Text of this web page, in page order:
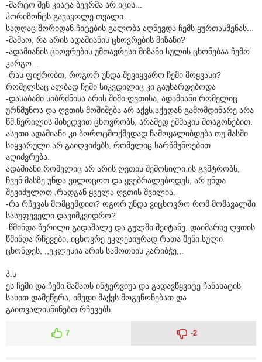
-მარტო შენ კიატა ბევრმა არ იცის...
ჰორიზონტს გავაყოლე თვალი...
სადღაც შორიდან ჩიტების გალობა აღწევდა ჩემს ყურთასმენას..
-მამაო, რა არის ადამიანის ცხოვრების მიზანი?
-ადამიანის ცხოვრების უმთავრესი მიზანი სულის ცხონებაა ჩემო
კარგო...
-რას ფიქრობთ, როგორ უნდა შევიყვარო ჩემი მოყვასი?
რომელსაც ალბად ჩემი სიკვდილიც კი გაუხარდებოდა
-დასაბამი სიბრძნისა არის შიში ღვთისა, ადამიანი რომელიც
ურწმუნოა და ღვთის მოშიშება არ აქვს,აქედან გამომდინარე არა
წმ.წერილის მიხედვით ცხოვრობს, არამედ ეშმაკის შთაგონებით.
ასეთი ადამიანი კი ბოროტმოქმედად ჩამოყალიბდება თუ მასში
სიყვარული არ გაიღვიძებს, რომელიც სარწმუნოებით
აღიძვრება.
ადამიანი რომელიც არ არის ღვთის შემოსილი ის გვმტრობს,
ჩვენ მასზე უნდა ვილოცოთ და ყვებრალებოდეს, არ უნდა
შევიძულოთ ,რადგან ყველა ღვთის შვილია.
-რა რჩევას მომცემდით? ოგორ უნდა ვიცხოვრო რომ მომავალში
სასუფეველი დავიმკვიდრო?
-წმინდა წერილი გადაშალე და გულში შეიტანე, დაიმარხე ღვთის
წმინდა რჩევები, იცხოვრე ეკლესიურად რათა შენი სული
ცხონდეს, ,,ეკლესია არის სამოთხის კარიბჭე,,.
პ.ს
ეს ჩემი და ჩემი მამაოს ინტერვიუა და გადავწყვიტე ჩანახატის
სახით დამეწერა, იმედი მაქვს მოგეწონებათ და
გაითვალისწინებთ რჩევებს.
7 -2